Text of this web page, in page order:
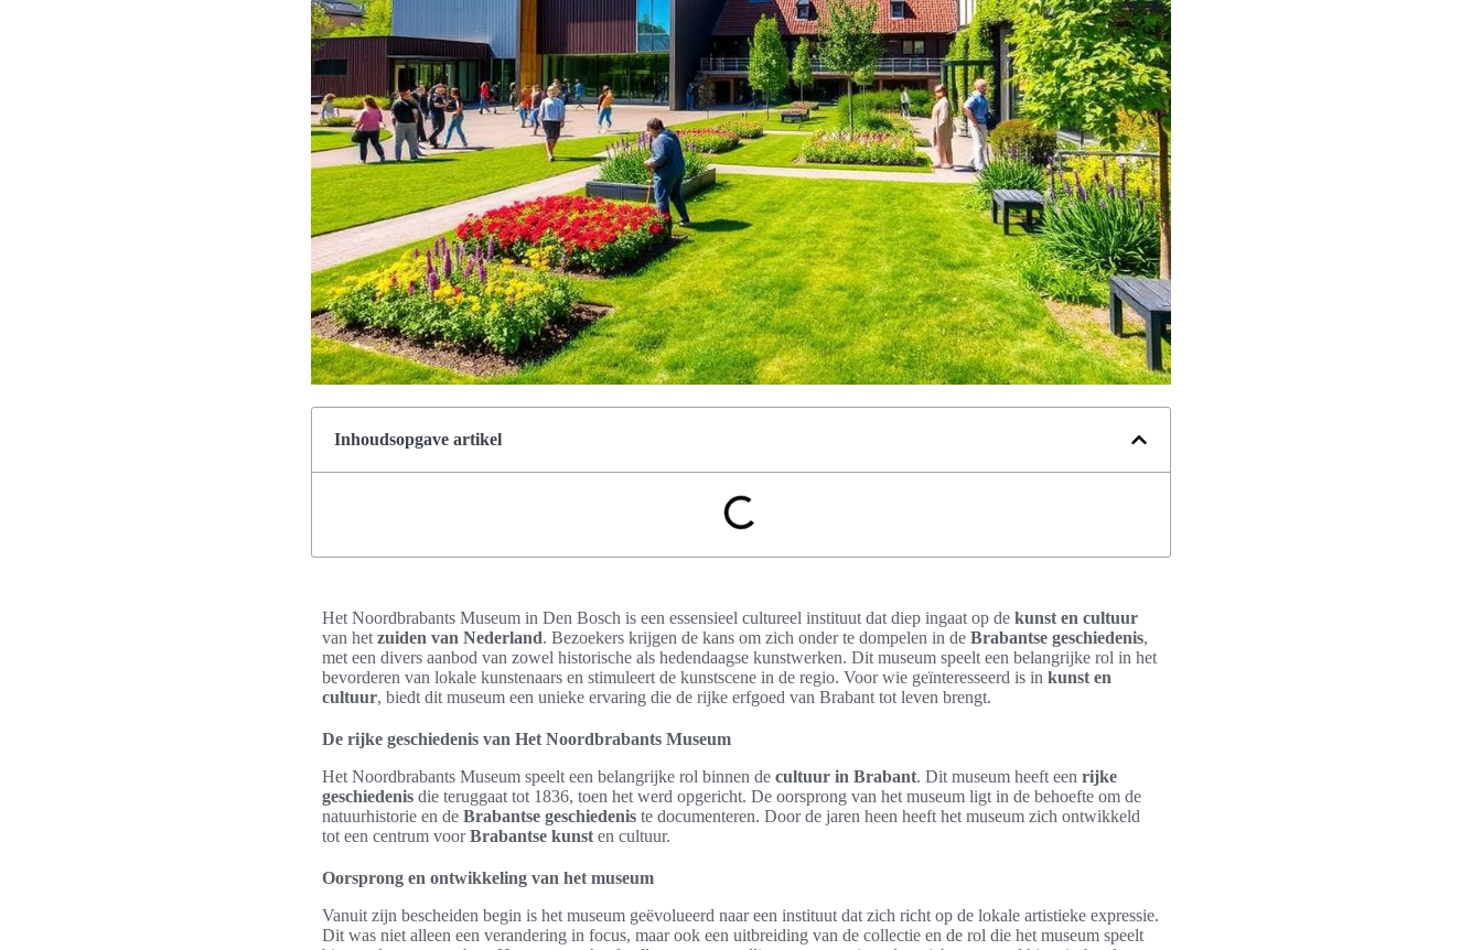
Inhoudsopgave artikel
Het Noordbrabants Museum in Den Bosch is een essensieel cultureel instituut dat diep ingaat op de kunst en cultuur
van het zuiden van Nederland. Bezoekers krijgen de kans om zich onder te dompelen in de Brabantse geschiedenis,
met een divers aanbod van zowel historische als hedendaagse kunstwerken. Dit museum speelt een belangrijke rol in het
bevorderen van lokale kunstenaars en stimuleert de kunstscene in de regio. Voor wie geïnteresseerd is in kunst en
cultuur, biedt dit museum een unieke ervaring die de rijke erfgoed van Brabant tot leven brengt.
De rijke geschiedenis van Het Noordbrabants Museum
Het Noordbrabants Museum speelt een belangrijke rol binnen de cultuur in Brabant. Dit museum heeft een rijke
geschiedenis die teruggaat tot 1836, toen het werd opgericht. De oorsprong van het museum ligt in de behoefte om de
natuurhistorie en de Brabantse geschiedenis te documenteren. Door de jaren heen heeft het museum zich ontwikkeld
tot een centrum voorBrabantse kunst en cultuur.
Oorsprong en ontwikkeling van het museum
Vanuit zijn bescheiden begin is het museum geëvolueerd naar een instituut dat zich richt op de lokale artistieke expressie.
Dit was niet alleen een verandering in focus, maar ook een uitbreiding van de collectie en de rol die het museum speelt